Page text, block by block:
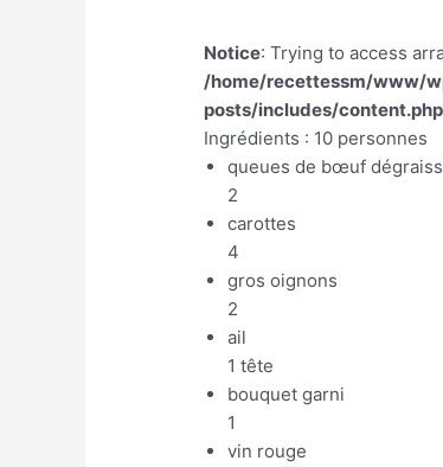
Notice: Trying to access
/home/recettessm/www/
posts/includes/content.php
Ingrédients : 10 personnes
queues de bœuf
2
carottes
4
gros oignons
2
ail
1 tête
bouquet garni
1
vin rouge